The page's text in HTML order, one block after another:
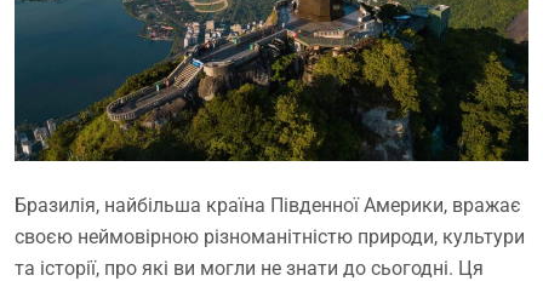
Бразилія, найбільша країна Південної Америки, вражає
своєю неймовірною різноманітністю природи, культури
та історії, про які ви могли не знати до сьогодні. Ця